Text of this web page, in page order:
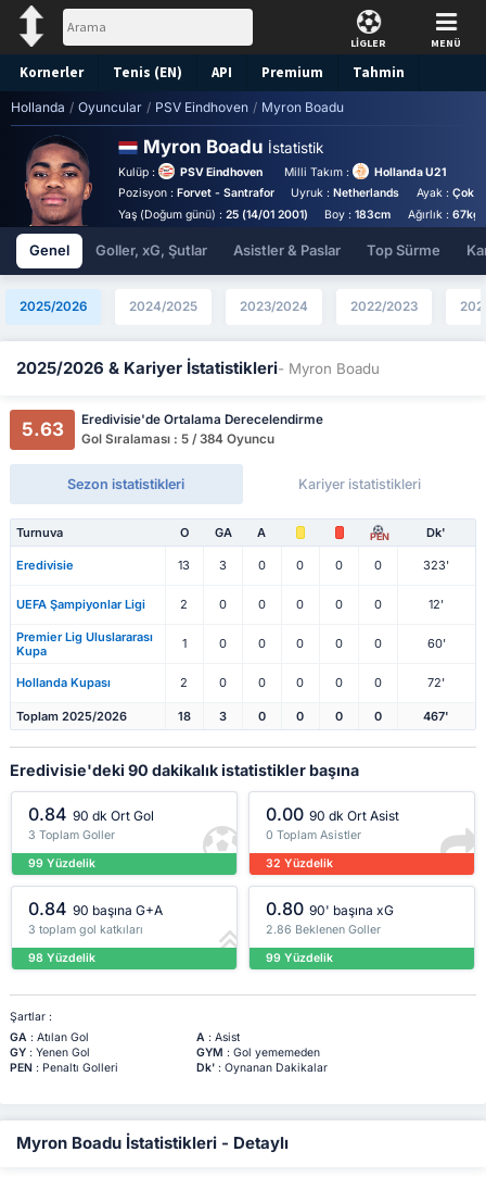
LİGLER MENÜ
Kornerler Tenis (EN) API Premium Tahmin
Hollanda / Oyuncular / PSV Eindhoven / Myron Boadu
Myron Boadu İstatistik
Kulüp : PSV Eindhoven Milli Takım :
Hollanda U21
Pozisyon : Forvet - Santrafor Uyruk :Netherlands Ayak : Çok
Yaş (Doğum günü) : 25 (14/01 2001) Boy :183cm Ağırlık : 67kg
Genel Goller, xG, Şutlar Asistler & Paslar Top Sürme
2025/2026 2024/2025 2023/2024 2022/2023
2025/2026 & Kariyer İstatistikleri- Myron Boadu
5.63
Eredivisie'de Ortalama Derecelendirme
Gol Sıralaması : 5 / 384 Oyuncu
Sezon istatistikleri Kariyer istatistikleri
Turnuva O GA A PEN Dk'
Eredivisie 13 3 0 0 0 0 323'
UEFA Şampiyonlar Ligi 2 0 0 0 0 0 12'
Premier Lig Uluslararası
Kupa
1 0 0 0 0 0 60'
Hollanda Kupası 2 0 0 0 0 0 72'
Toplam 2025/2026 18 3 0 0 0 0 467'
Eredivisie'deki 90 dakikalık istatistikler başına
0.84 90 dk Ort Gol
3 Toplam Goller
99 Yüzdelik
0.00 90 dk Ort Asist
0 Toplam Asistler
32 Yüzdelik
0.84 90 başına G+A
3 toplam gol katkıları
98 Yüzdelik
0.80 90' başına xG
2.86 Beklenen Goller
99 Yüzdelik
Şartlar :
GA: Atılan Gol A: Asist
GY: Yenen Gol GYM : Gol yememeden
PEN: Penaltı Golleri Dk': Oynanan Dakikalar
Myron Boadu İstatistikleri - Detaylı